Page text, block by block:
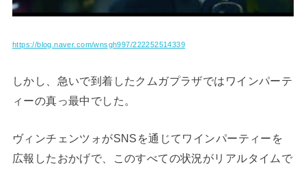
https://blog.naver.com/wnsgh997/222252514339
しかし、急いで到着したクムガプラザではワインパーテ
ィーの真っ最中でした。
ヴィンチェンツォがSNSを通じてワインパーティーを
広報したおかげで、このすべての状況がリアルタイムで